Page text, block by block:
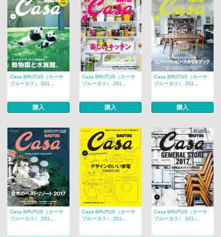
Casa BRUTUS（カーサ
ブルータス） 201...
購入
Casa BRUTUS（カーサ
ブルータス） 201...
購入
Casa BRUTUS（カーサ
ブルータス） 201...
購入
Casa BRUTUS（カーサ
ブルータス） 201...
Casa BRUTUS（カーサ
ブルータス） 201...
Casa BRUTUS（カーサ
ブルータス） 201...